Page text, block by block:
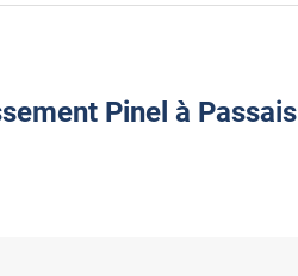
Pinel à Passais